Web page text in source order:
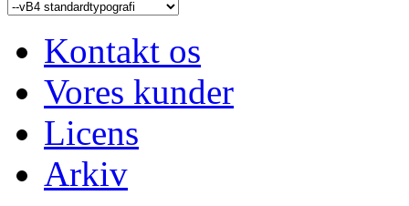
Kontakt os
Vores kunder
Licens
Arkiv